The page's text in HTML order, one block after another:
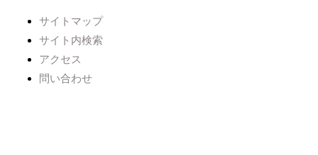
サイトマップ
サイト内検索
アクセス
問い合わせ